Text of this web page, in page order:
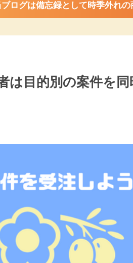
ブログは備忘録として時季外れ
は目的別の案件を同